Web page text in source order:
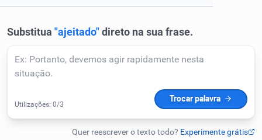
Corrigir Texto
Humanizador de IA